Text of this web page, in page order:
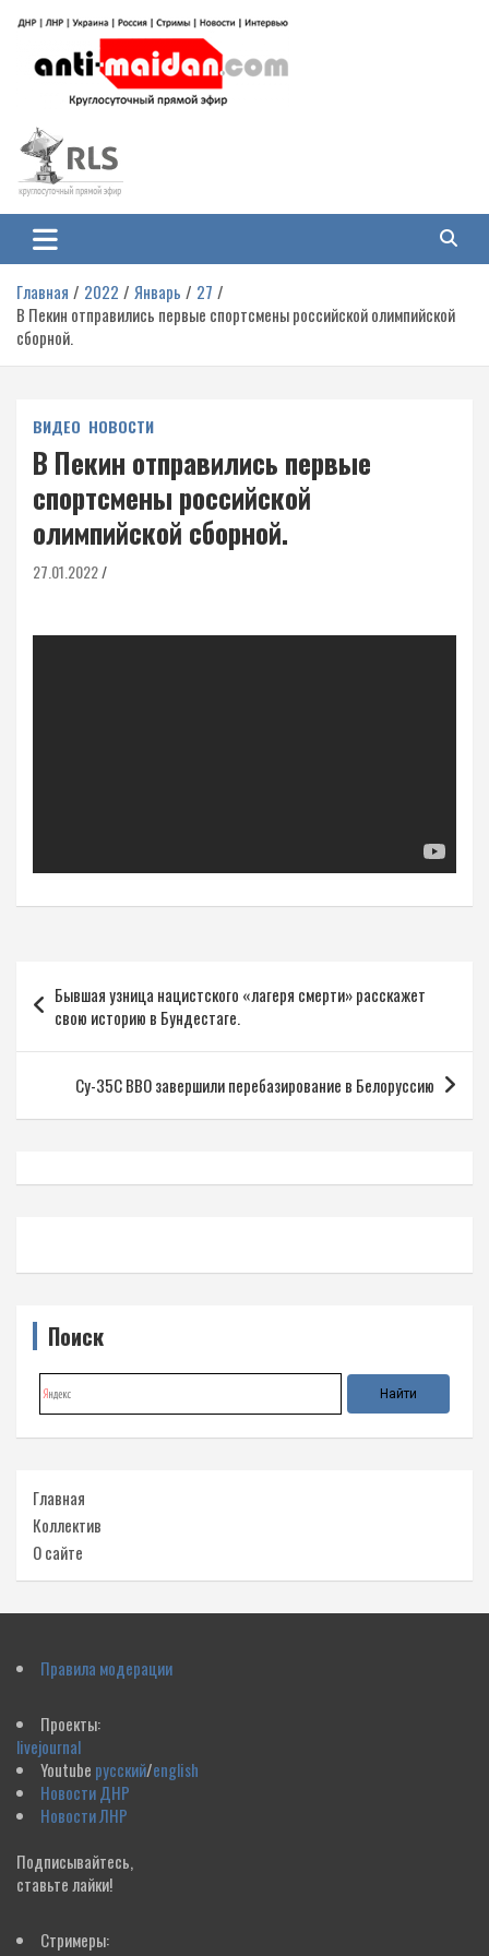
содержимому
Антимайдан: Гражданская война
на Украине
гражданской войне на Украине, включая события в Новороссии, ДНР,
ЛНР и других регионах.
Главная 2022 Январь
27
В Пекин отправились первые спортсмены российской олимпийской
сборной.
ВИДЕО НОВОСТИ
В Пекин отправились первые
спортсмены российской
олимпийской сборной.
27.01.2022
по
записям
Бывшая узница нацистского «лагеря смерти» расскажет
свою историю в Бундестаге.
Су-35С ВВО завершили перебазирование в Белоруссию
Поиск
Главная
Коллектив
О сайте
Правила модерации
Проекты:
livejournal
Youtube русский/english
Новости ДНР
Новости ЛНР
Подписывайтесь,
ставьте лайки!
Стримеры: